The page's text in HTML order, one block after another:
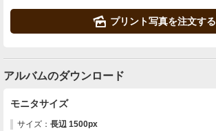
🌄 プリント写真を注文する
アルバムのダウンロード
モニタサイズ
サイズ： 長辺 1500px